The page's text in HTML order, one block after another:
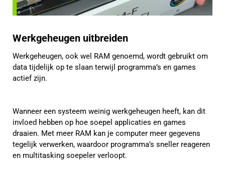
Werkgeheugen uitbreiden
Werkgeheugen, ook wel RAM genoemd, wordt gebruikt om
data tijdelijk op te slaan terwijl programma’s en games
actief zijn.
Wanneer een systeem weinig werkgeheugen heeft, kan dit
invloed hebben op hoe soepel applicaties en games
draaien. Met meer RAM kan je computer meer gegevens
tegelijk verwerken, waardoor programma’s sneller reageren
en multitasking soepeler verloopt.